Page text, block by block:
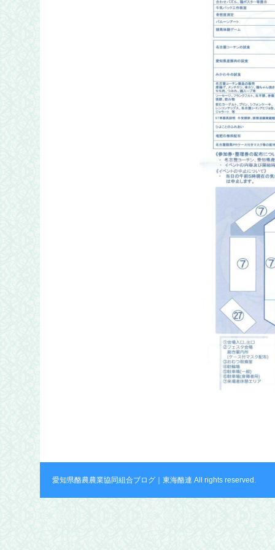
愛知県酪農農業協同組合ブログ｜東海酪連 All rights reserved.